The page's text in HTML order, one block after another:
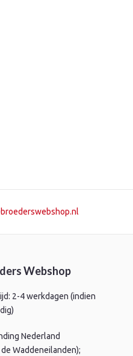
Webshop
2-4 werkdagen (indien
Nederland
de Waddeneilanden);